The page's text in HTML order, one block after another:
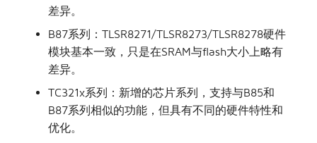
差异。
B87系列：TLSR8271/TLSR8273/TLSR8278硬件
模块基本一致，只是在SRAM与flash大小上略有
差异。
TC321x系列：新增的芯片系列，支持与B85和
B87系列相似的功能，但具有不同的硬件特性和
优化。